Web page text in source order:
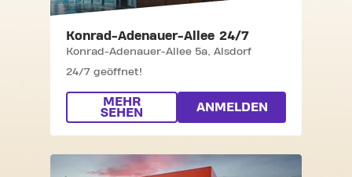
Konrad-Adenauer-Allee 24/7
Konrad-Adenauer-Allee 5a, Alsdorf
24/7 geöffnet!
MEHR
SEHEN
ANMELDEN
SKIP CLUB SCHWABENHEIMER WEG